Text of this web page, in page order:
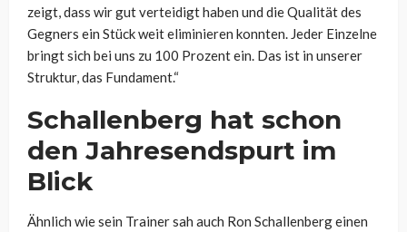
zeigt, dass wir gut verteidigt haben und die Qualität des
Gegners ein Stück weit eliminieren konnten. Jeder Einzelne
bringt sich bei uns zu 100 Prozent ein. Das ist in unserer
Struktur, das Fundament.“
Schallenberg hat schon
den Jahresendspurt im
Blick
Ähnlich wie sein Trainer sah auch Ron Schallenberg einen